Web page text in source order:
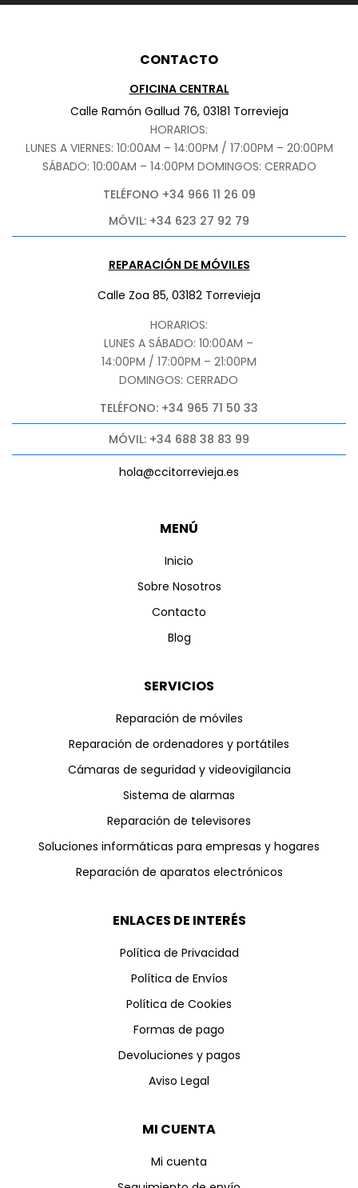
MENÚ
Inicio
Sobre Nosotros
Contacto
Blog
SERVICIOS
Reparación de móviles
Reparación de ordenadores y portátiles
Cámaras de seguridad y videovigilancia
Sistema de alarmas
Reparación de televisores
Soluciones informáticas para empresas y hogares
Reparación de aparatos electrónicos
ENLACES DE INTERÉS
Política de Privacidad
Política de Envíos
Política de Cookies
Formas de pago
Devoluciones y pagos
Aviso Legal
MI CUENTA
Mi cuenta
CONTACTO
OFICINA CENTRAL
Calle Ramón Gallud 76, 03181 Torrevieja
HORARIOS:
LUNES A VIERNES: 10:00AM – 14:00PM / 17:00PM – 20:00PM
SÁBADO: 10:00AM – 14:00PM DOMINGOS: CERRADO
TELÉFONO +34 966 11 26 09
MÓVIL: +34 623 27 92 79
REPARACIÓN DE MÓVILES
Calle Zoa 85, 03182 Torrevieja
HORARIOS:
LUNES A SÁBADO: 10:00AM –
14:00PM / 17:00PM – 21:00PM
DOMINGOS: CERRADO
TELÉFONO: +34 965 71 50 33
MÓVIL: +34 688 38 83 99
hola@ccitorrevieja.es